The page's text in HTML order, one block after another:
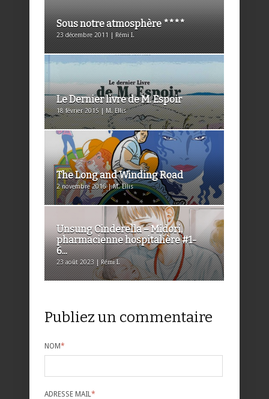
Sous notre atmosphère ****
23 décembre 2011 | Rémi I.
Le Dernier livre de M. Espoir
18 février 2015 | M. Ellis
The Long and Winding Road
2 novembre 2016 | M. Ellis
Unsung Cinderella – Midori,
pharmacienne hospitalière #1-
6...
23 août 2023 | Rémi I.
Publiez un commentaire
NOM*
ADRESSE MAIL*